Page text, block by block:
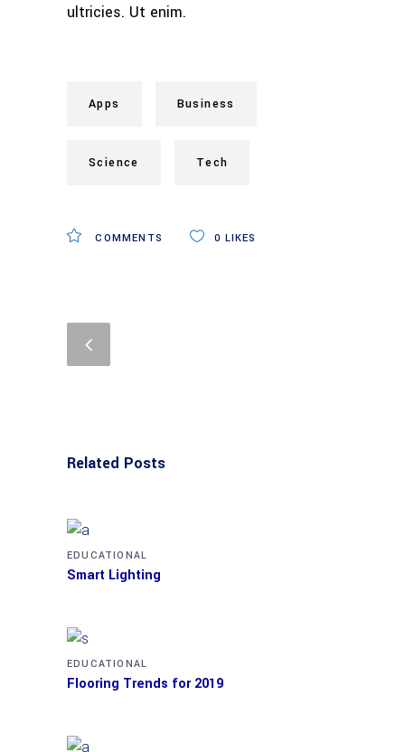
ultricies. Ut enim.
Apps Business
Science Tech
COMMENTS 0 LIKES
Related Posts
EDUCATIONAL
Smart Lighting
EDUCATIONAL
Flooring Trends for 2019